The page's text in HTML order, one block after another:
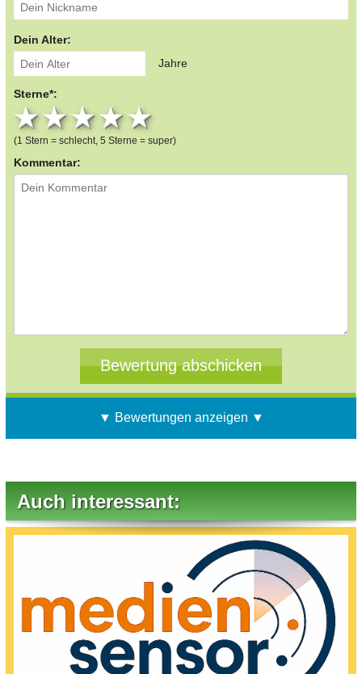
Dein Alter:
Jahre
Sterne*:
4 stars
3 stars
2 stars
1 star
(1 Stern = schlecht, 5 Sterne = super)
Kommentar:
▼ Bewertungen anzeigen ▼
Auch interessant: